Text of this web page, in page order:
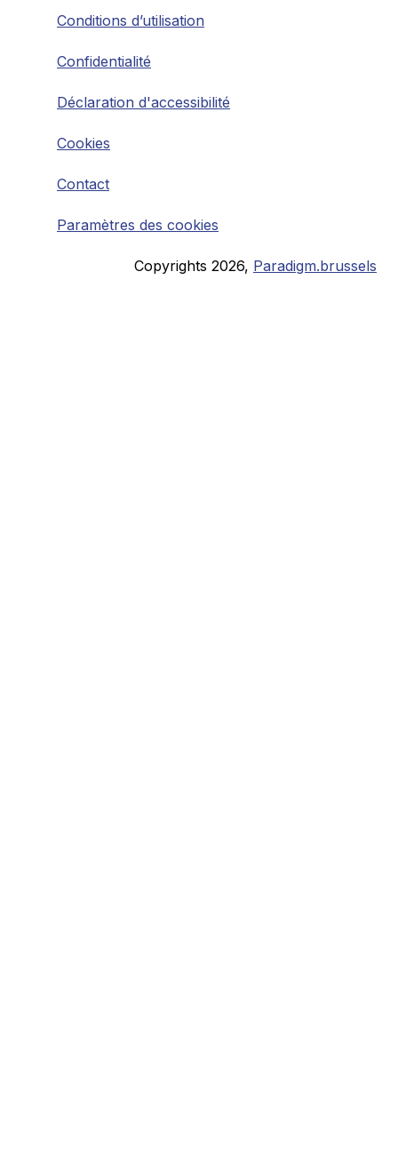
Conditions d’utilisation
Confidentialité
Déclaration d'accessibilité
Cookies
Contact
Paramètres des cookies
Copyrights 2026, Paradigm.brussels